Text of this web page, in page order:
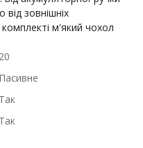
зовнішніх
м'який чохол
20
Пасивне
Так
Так